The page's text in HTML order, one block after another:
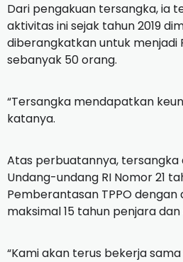
Dari pengakuan tersangka, ia
aktivitas ini sejak tahun 2019
diberangkatkan untuk menjadi
sebanyak 50 orang.
“Tersangka mendapatkan
katanya.
Atas perbuatannya, tersangka
Undang-undang RI Nomor 21
Pemberantasan TPPO
maksimal 15 tahun penjara
“Kami akan terus bekerja sama